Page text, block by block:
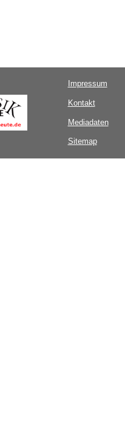
Impressum
Kontakt
Mediadaten
Sitemap